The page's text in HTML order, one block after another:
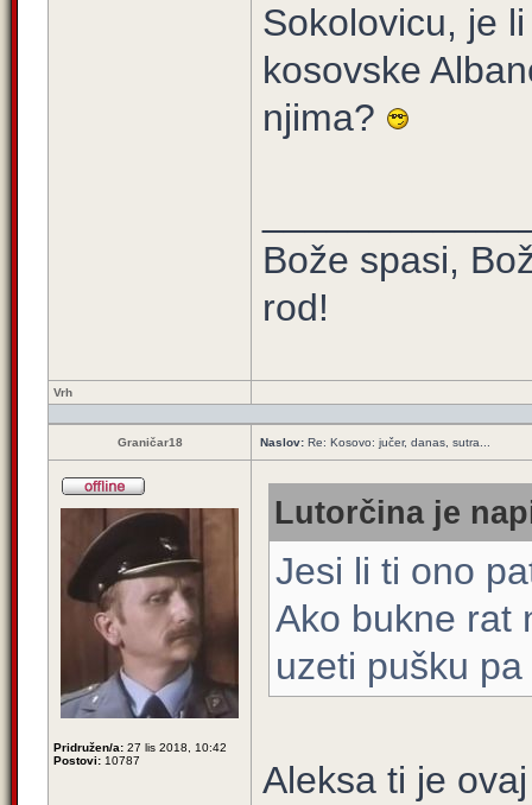
Sokolovicu, je
kosovske
njima?
Bože spasi,
rod!
Vrh
Graničar18 Naslov: Re: Kosovo: jučer, danas, sutra...
Pridružen/a: 27 lis 2018, 10:42
Postovi: 10787
Lutorčina je
Jesi li ti ono
Ako bukne rat
uzeti pušku
Aleksa ti je